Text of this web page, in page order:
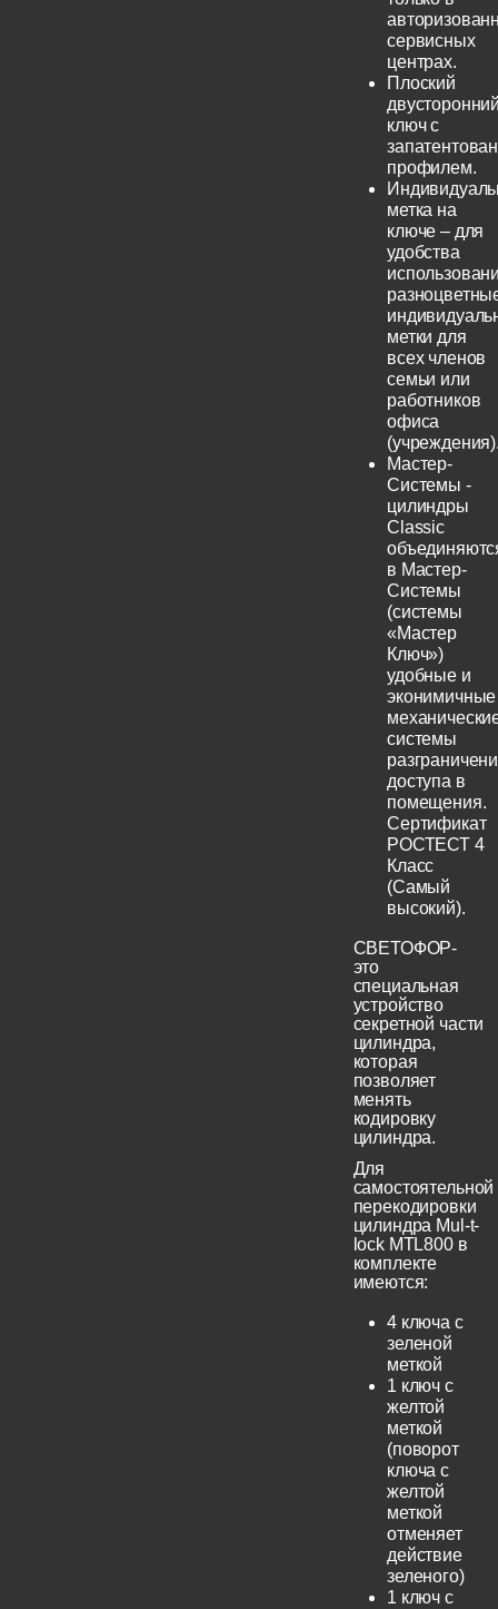
сервисных
центрах.
Плоский
ключ с
профилем.
метка на
ключе – для
удобства
метки для
всех членов
семьи или
работников
офиса
Мастер-
Системы -
цилиндры
Classic
в Мастер-
Системы
(системы
«Мастер
Ключ»)
удобные и
эконимичные
системы
доступа в
помещения.
Сертификат
РОСТЕСТ 4
Класс
(Самый
высокий).
СВЕТОФОР-
это
специальная
устройство
секретной части
цилиндра,
которая
позволяет
менять
кодировку
цилиндра.
Для
самостоятельной
перекодировки
цилиндра Mul-t-
lock MTL800 в
комплекте
имеются:
4 ключа с
зеленой
меткой
1 ключ с
желтой
меткой
(поворот
ключа с
желтой
меткой
отменяет
действие
зеленого)
1 ключ с